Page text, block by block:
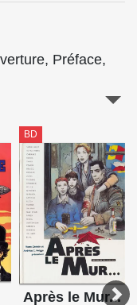
Préface,
BD
Après le Mur...